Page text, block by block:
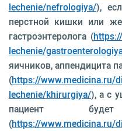
lechenie/nefrologiya/),
перстной кишки или
гастроэнтеролога (
lechenie/
яичников, аппендицита
(https://www.medicina.ru/
lechenie/khirurgiya/), а с
пациент
(https://www.medicina.ru/